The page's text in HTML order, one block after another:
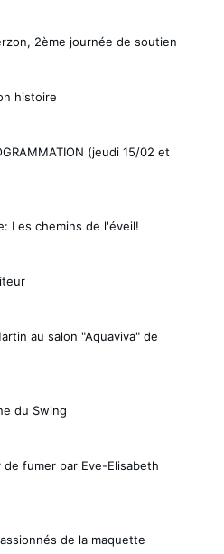
2ème journée de soutien
histoire
(jeudi 15/02 et
Les chemins de l'éveil!
au salon "Aquaviva" de
du Swing
fumer par Eve-Elisabeth
de la maquette